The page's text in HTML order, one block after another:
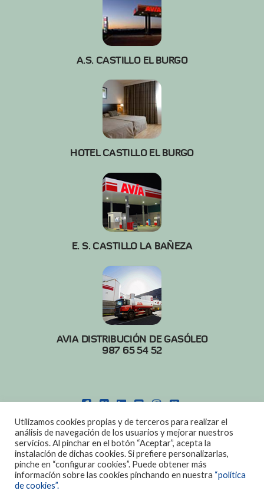
A.S. CASTILLO EL BURGO
HOTEL CASTILLO EL BURGO
E. S. CASTILLO LA BAÑEZA
AVIA DISTRIBUCIÓN DE GASÓLEO
987 65 54 52
POLITICA DE COOKIES|AVISO LEGAL
DISEÑO: DIAN SISTEMAS
Utilizamos cookies propias y de terceros para realizar el
análisis de navegación de los usuarios y mejorar nuestros
servicios. Al pinchar en el botón “Aceptar”, acepta la
instalación de dichas cookies. Si prefiere personalizarlas,
pinche en “configurar cookies”. Puede obtener más
información sobre las cookies pinchando en nuestra “política
de cookies”.